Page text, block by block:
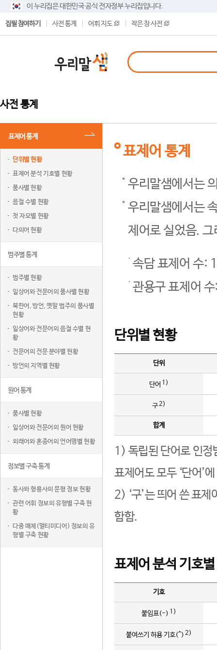
이 누리집은 대한민국 공식 전자정부 누리집입니다.
집필 참여하기 사전 통계 어휘 지도 작은 창 사전
사전 통계
표제어 통계
단위별 현황
표제어 분석 기호별 현황
품사별 현황
음절 수별 현황
첫 자모별 현황
다의어 현황
범주별 통계
범주별 현황
일상어와 전문어의 품사별 현황
북한어, 방언, 옛말 범주의 품사별
현황
일상어와 전문어의 음절 수별 현
황
전문어의 전문 분야별 현황
방언의 지역별 현황
원어 통계
품사별 현황
일상어와 전문어의 원어 현황
외래어와 혼종어의 언어명별 현황
정보별 구축 통계
동사와 형용사의 문형 정보 현황
관련 어휘 정보의 유형별 구축 현
황
다중 매체(멀티미디어) 정보의 유
형별 구축 현황
표제어 통계
우리말샘에서는
우리말샘에서는
제어로 실었음.
속담 표제어 수:
관용구 표제어
단위별 현황
단위
단어 1)
구2)
합계
1) 독립된 단어로 인정
표제어도 모두 ‘단어’
2) ‘구’는 띄어 쓴 표
함함.
표제어 분석 기호
기호
붙임표(-) 1)
붙여쓰기 허용 기호(^) 2)